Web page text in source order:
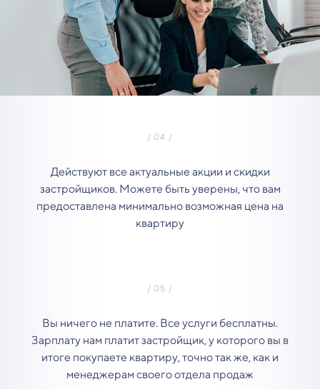
Действуют все актуальные акции и скидки
застройщиков. Можете быть уверены, что вам
предоставлена минимально возможная цена на
квартиру
Вы ничего не платите. Все услуги бесплатны.
Зарплату нам платит застройщик, у которого вы в
итоге покупаете квартиру, точно так же, как и
менеджерам своего отдела продаж